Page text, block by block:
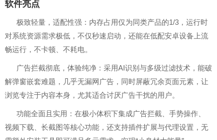
软件亮点
极致轻量，适配性强：内存占用仅为同类产品的1/3，运行时
对系统资源需求极低，不仅秒速启动，还能在低配安卓设备上流
畅运行，不卡顿、不耗电。
广告拦截彻底，体验纯净：采用AI识别与多级过滤技术，能破
解弹窗嵌套难题，几乎无漏网广告，同时屏蔽冗余页面元素，让
浏览专注于内容本身，尤其适合讨厌广告干扰的用户。
功能全面且实用：在极小体积下集成广告拦截、手势操作、
视频下载、长截图等核心功能，还支持插件扩展与代理设置，无